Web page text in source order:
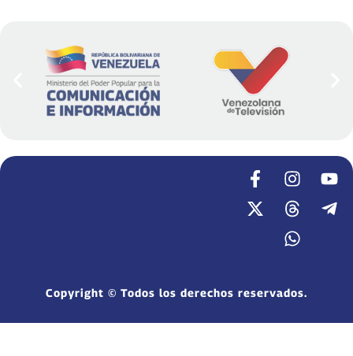
Copyright © Todos los derechos reservados.